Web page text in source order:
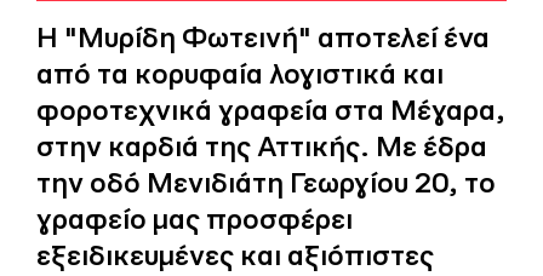
Η "Μυρίδη Φωτεινή" αποτελεί ένα
από τα κορυφαία λογιστικά και
φοροτεχνικά γραφεία στα Μέγαρα,
στην καρδιά της Αττικής. Με έδρα
την οδό Μενιδιάτη Γεωργίου 20, το
γραφείο μας προσφέρει
εξειδικευμένες και αξιόπιστες